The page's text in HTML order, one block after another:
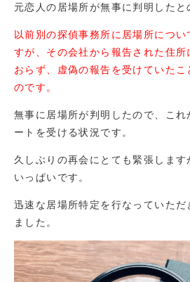
元恋人の居場所が無事に判明したと
以前別の探偵事務所に居場所につ
すが、その会社から報告された住
おらず、虚偽の報告を受けていた
のです。
無事に居場所が判明したので、こ
ートを受ける状況です。
久しぶりの再会にとても緊張します
いっぱいです。
迅速な居場所特定を行なっていた
ました。